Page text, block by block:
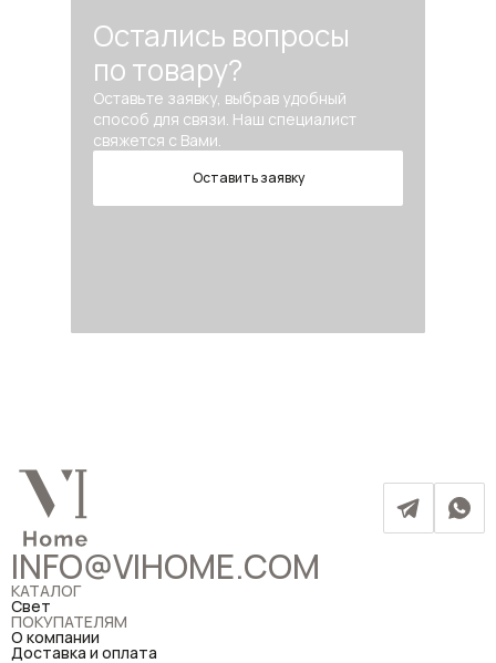
Остались вопросы
по товару?
Оставьте заявку, выбрав удобный
способ для связи. Наш специалист
свяжется с Вами.
Оставить заявку
INFO@VIHOME.COM
КАТАЛОГ
Свет
ПОКУПАТЕЛЯМ
О компании
Доставка и оплата